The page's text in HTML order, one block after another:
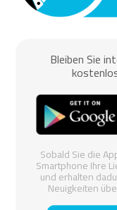
Bleiben Sie
Sobald Sie die
Smartphone Ihre
und erhalten
Neuigkeiten